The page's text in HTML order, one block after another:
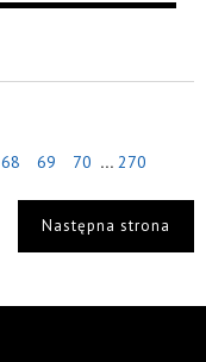
68 69 70 ... 270
Następna strona